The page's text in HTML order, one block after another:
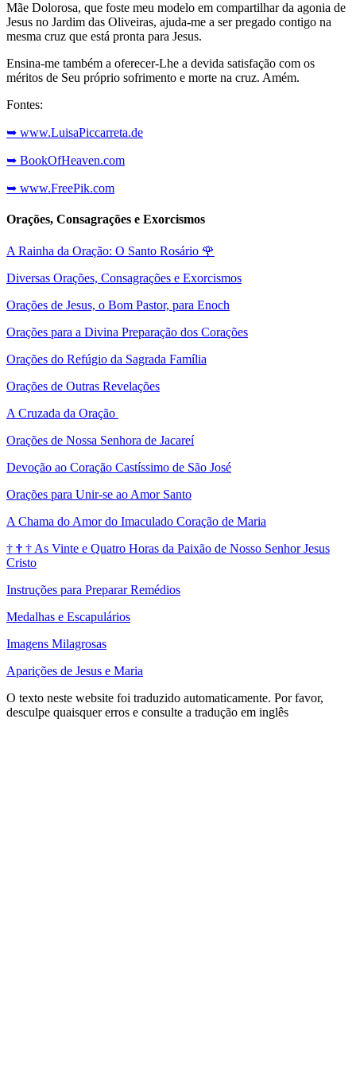
Mãe Dolorosa, que foste meu modelo em compartilhar da agonia de
Jesus no Jardim das Oliveiras, ajuda-me a ser pregado contigo na
mesma cruz que está pronta para Jesus.
Ensina-me também a oferecer-Lhe a devida satisfação com os
méritos de Seu próprio sofrimento e morte na cruz. Amém.
Fontes:
➥ www.LuisaPiccarreta.de
➥ BookOfHeaven.com
➥ www.FreePik.com
Orações, Consagrações e Exorcismos
A Rainha da Oração: O Santo Rosário 🌹
Diversas Orações, Consagrações e Exorcismos
Orações de Jesus, o Bom Pastor, para Enoch
Orações para a Divina Preparação dos Corações
Orações do Refúgio da Sagrada Família
Orações de Outras Revelações
A Cruzada da Oração
Orações de Nossa Senhora de Jacareí
Devoção ao Coração Castíssimo de São José
Orações para Unir-se ao Amor Santo
A Chama do Amor do Imaculado Coração de Maria
† † † As Vinte e Quatro Horas da Paixão de Nosso Senhor Jesus
Cristo
Instruções para Preparar Remédios
Medalhas e Escapulários
Imagens Milagrosas
Aparições de Jesus e Maria
O texto neste website foi traduzido automaticamente. Por favor,
desculpe quaisquer erros e consulte a tradução em inglês